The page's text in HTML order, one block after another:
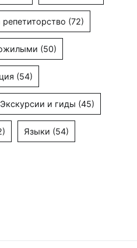
(72)
(50)
(54)
Экскурсии и гиды (45)
Языки (54)